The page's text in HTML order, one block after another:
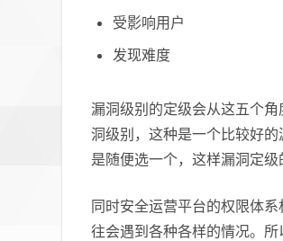
受影响用户
发现难度
漏洞级别的定级会从这五个
洞级别，这种是一个比较好
是随便选一个，这样漏洞定级
同时安全运营平台的权限体
往会遇到各种各样的情况。